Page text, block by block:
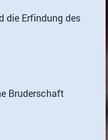
die Erfindung des
Bruderschaft